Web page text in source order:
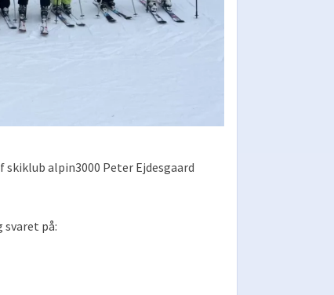
alpin3000 Peter Ejdesgaard
på: